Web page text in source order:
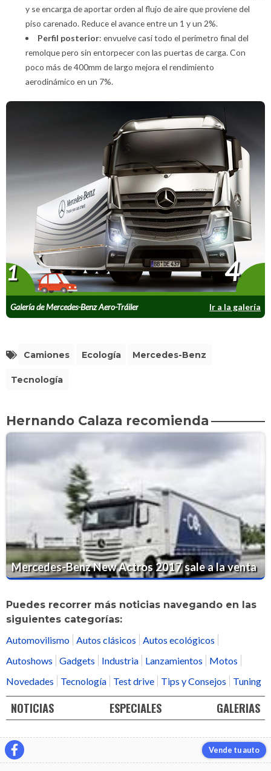
y se encarga de aportar orden al flujo de aire que proviene del
piso carenado. Reduce el avance entre un 1 y un 2%.
Perfil posterior: envuelve casi todo el perímetro final del
remolque pero sin entorpecer con las puertas de carga. Con
poco más de 400mm de largo mejora el rendimiento
aerodinámico en un 7%.
Galería de Mercedes-Benz Aero-Tráiler Ir a la galería
1 4
Camiones Ecología Mercedes-Benz
Tecnología
Hernando Calaza recomienda
Mercedes-Benz New Actros 2017 sale a la venta
Puedes recorrer más noticias navegando en las
siguientes categorías:
Automovilismo
Autos clásicos
Autos ecológicos
Autoshows
Gadgets Industria Lanzamientos
Motos
Novedades
Tecnología Test drive Tips y Consejos Tuning
NOTICIAS ESPECIALES GALERIAS
Vende tu auto